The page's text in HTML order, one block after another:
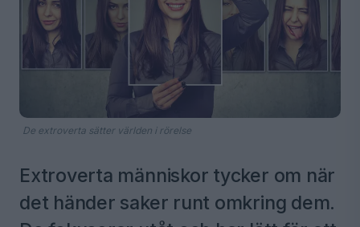
De extroverta sätter världen i rörelse
Extroverta människor tycker om när
det händer saker runt omkring dem.